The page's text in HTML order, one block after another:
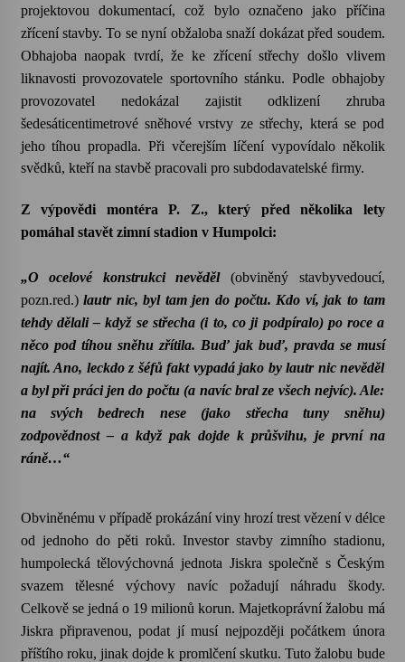
Letní koncerty ve Stromovce: Rufus Miller
22. 7. 2026
17. 7. 2026
14. 7. 2026
Za kulturou kousek za Humpolec. V Želivě ožije
13. 7. 2026
Varhanní recitál Michala Novenka v Klášteře
Želiv
3. 7. 2026
Petr Adamec – Malovaný svět
projektovou dokumentací, což bylo označeno jako příčina
zřícení stavby. To se nyní obžaloba snaží dokázat před soudem.
Obhajoba naopak tvrdí, že ke zřícení střechy došlo vlivem
liknavosti provozovatele sportovního stánku. Podle obhajoby
provozovatel nedokázal zajistit odklizení zhruba
šedesáticentimetrové sněhové vrstvy ze střechy, která se pod
jeho tíhou propadla.Při včerejším líčení vypovídalo několik
svědků, kteří na stavbě pracovali pro subdodavatelské firmy.
Z výpovědi montéra P. Z., který před několika lety
pomáhal stavět zimní stadion v Humpolci:
„O ocelové konstrukci nevěděl (obviněný stavbyvedoucí,
pozn.red.) lautr nic, byl tam jen do počtu. Kdo ví, jak to tam
tehdy dělali – když se střecha (i to, co ji podpíralo) po roce a
něco pod tíhou sněhu zřítila. Buď jak buď, pravda se musí
najít. Ano, leckdo z šéfů fakt vypadá jako by lautr nic nevěděl
a byl při práci jen do počtu (a navíc bral ze všech nejvíc). Ale:
na svých bedrech nese (jako střecha tuny sněhu)
zodpovědnost – a když pak dojde k průšvihu, je první na
ráně…“
Obviněnému v případě prokázání viny hrozí trest vězení v délce
od jednoho do pěti roků. Investor stavby zimního stadionu,
humpolecká tělovýchovná jednota Jiskra společně s Českým
svazem tělesné výchovy navíc požadují náhradu škody.
Celkově se jedná o 19 milionů korun. Majetkoprávní žalobu má
Jiskra připravenou, podat jí musí nejpozději počátkem února
příštího roku, jinak dojde k promlčení skutku. Tuto žalobu bude